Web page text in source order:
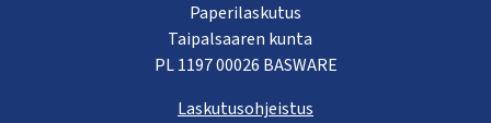
Paperilaskutus
Taipalsaaren kunta
PL 1197 00026 BASWARE
Laskutusohjeistus